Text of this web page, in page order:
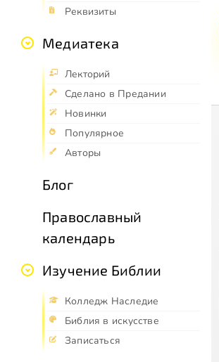
Реквизиты
Медиатека
Лекторий
Сделано в Предании
Новинки
Популярное
Авторы
Блог
Православный
календарь
Изучение Библии
Колледж Наследие
Библия в искусстве
Записаться